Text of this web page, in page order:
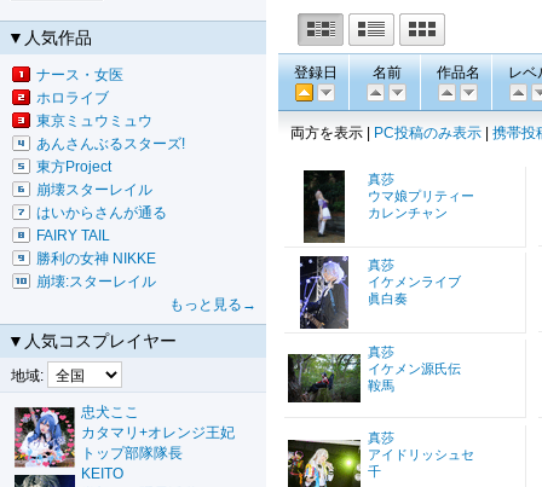
▼人気作品
ナース・女医
ホロライブ
東京ミュウミュウ
あんさんぶるスターズ!
東方Project
崩壊スターレイル
はいからさんが通る
FAIRY TAIL
勝利の女神 NIKKE
崩壊:スターレイル
もっと見る→
▼人気コスプレイヤー
地域:
忠犬ここ
カタマリ+オレンジ王妃
トップ部隊隊長
KEITO
登録日 名前 作品名 レベ
両方を表示 | PC投稿のみ表示 携帯投
真莎
ウマ娘プリティー
カレンチャン
真莎
イケメンライブ
眞白奏
真莎
イケメン源氏伝
鞍馬
真莎
アイドリッシュセ
千